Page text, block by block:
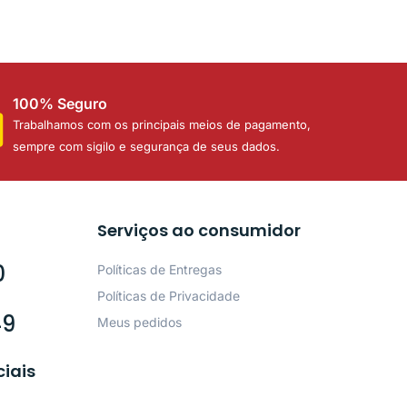
100% Seguro
Trabalhamos com os principais meios de pagamento,
sempre com sigilo e segurança de seus dados.
Serviços ao consumidor
Políticas de Entregas
Políticas de Privacidade
Meus pedidos